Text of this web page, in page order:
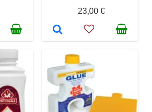
23,00 €